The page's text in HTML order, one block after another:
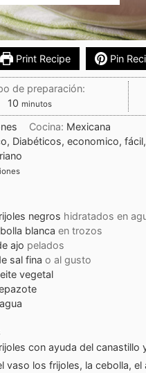
Print Recipe Pin
de preparación:
10 minutos
Cocina: Mexicana
Diabéticos, economico,
negros hidratados en
blanca en trozos
ajo pelados
sal fina o al gusto
vegetal
con ayuda del canastillo
vaso los frijoles, la cebolla,